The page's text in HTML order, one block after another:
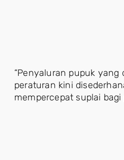
“Penyaluran pupuk yang
peraturan kini
mempercepat suplai bagi